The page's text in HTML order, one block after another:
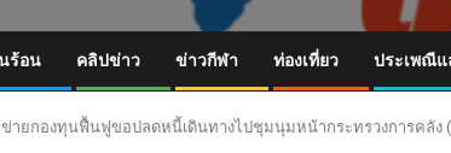
ร้อน คลิปข่าว ข่าวกีฬา ท่องเที่ยว ประเพณี
ข่ายกองทุนฟื้นฟูขอปลดหนี้เดินทางไปชุมนุมหน้ากระทรวงการคลัง